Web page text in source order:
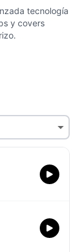
tecnología
y covers